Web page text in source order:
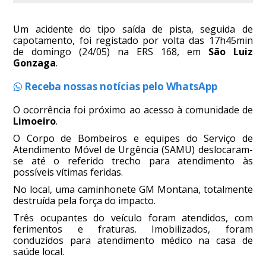
Um acidente do tipo saída de pista, seguida de
capotamento, foi registado por volta das 17h45min
de domingo (24/05) na ERS 168, em São Luiz
Gonzaga.
Receba nossas notícias pelo WhatsApp
O ocorrência foi próximo ao acesso à comunidade de
Limoeiro.
O Corpo de Bombeiros e equipes do Serviço de
Atendimento Móvel de Urgência (SAMU) deslocaram-
se até o referido trecho para atendimento às
possíveis vítimas feridas.
No local, uma caminhonete GM Montana, totalmente
destruída pela força do impacto.
Três ocupantes do veículo foram atendidos, com
ferimentos e fraturas. Imobilizados, foram
conduzidos para atendimento médico na casa de
saúde local.